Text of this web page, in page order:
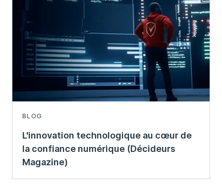
BLOG
L'innovation technologique au cœur de
la confiance numérique (Décideurs
Magazine)